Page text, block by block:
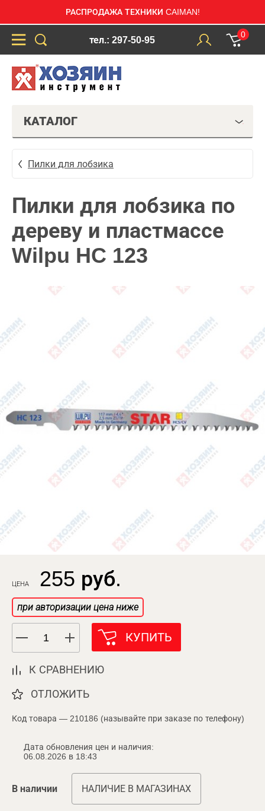
РАСПРОДАЖА ТЕХНИКИ CAIMAN!
тел.: 297-50-95
0
КАТАЛОГ
Пилки для лобзика
Пилки для лобзика по
дереву и пластмассе
Wilpu HC 123
ЦЕНА 255 руб.
при авторизации цена ниже
КУПИТЬ
К СРАВНЕНИЮ
ОТЛОЖИТЬ
Код товара — 210186 (называйте при заказе по телефону)
Дата обновления цен и наличия:
06.08.2026 в 18:43
В наличии НАЛИЧИЕ В МАГАЗИНАХ